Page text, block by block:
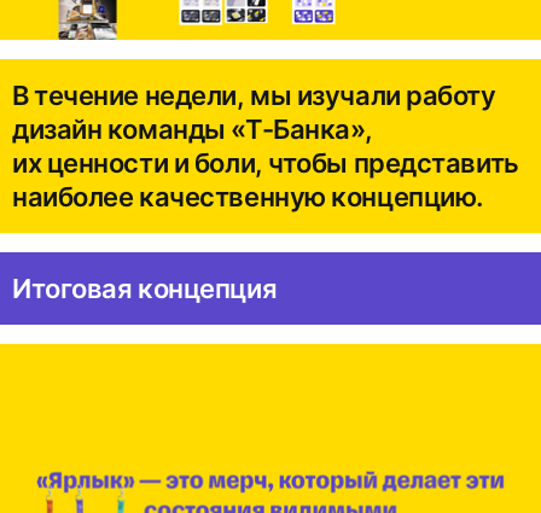
В течение недели, мы изучали работу
дизайн команды «Т-Банка»,
их ценности и боли, чтобы представить
наиболее качественную концепцию.
Итоговая концепция